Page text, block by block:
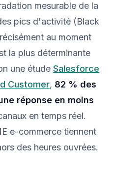
mesurable de la
pics d'activité (Black
au moment
la plus déterminante
une étude Salesforce
Customer, 82 % des
réponse en moins
en temps réel.
e-commerce tiennent
des heures ouvrées.